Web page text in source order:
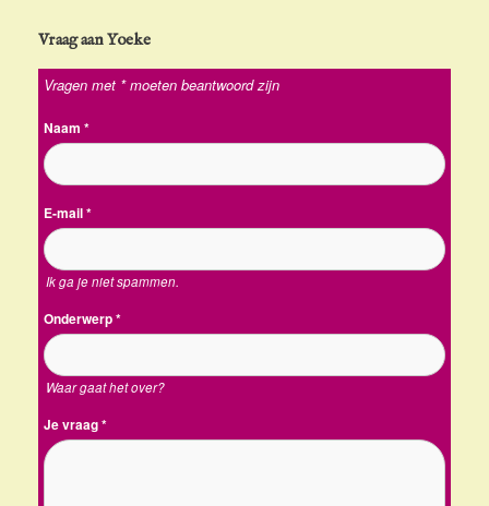
Vraag aan Yoeke
Vragen met * moeten beantwoord zijn
Naam *
E-mail*
Ik ga je niet spammen.
Onderwerp*
Waar gaat het over?
Je vraag*